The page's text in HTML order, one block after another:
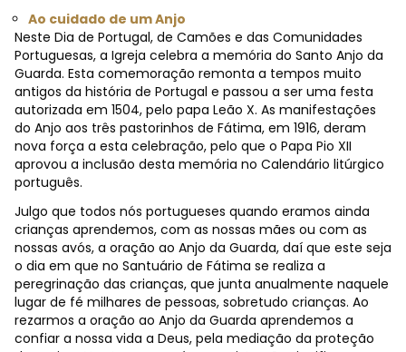
Ao cuidado de um Anjo
Neste Dia de Portugal, de Camões e das Comunidades
Portuguesas, a Igreja celebra a memória do Santo Anjo da
Guarda. Esta comemoração remonta a tempos muito
antigos da história de Portugal e passou a ser uma festa
autorizada em 1504, pelo papa Leão X. As manifestações
do Anjo aos três pastorinhos de Fátima, em 1916, deram
nova força a esta celebração, pelo que o Papa Pio XII
aprovou a inclusão desta memória no Calendário litúrgico
português.
Julgo que todos nós portugueses quando eramos ainda
crianças aprendemos, com as nossas mães ou com as
nossas avós, a oração ao Anjo da Guarda, daí que este seja
o dia em que no Santuário de Fátima se realiza a
peregrinação das crianças, que junta anualmente naquele
lugar de fé milhares de pessoas, sobretudo crianças. Ao
rezarmos a oração ao Anjo da Guarda aprendemos a
confiar a nossa vida a Deus, pela mediação da proteção